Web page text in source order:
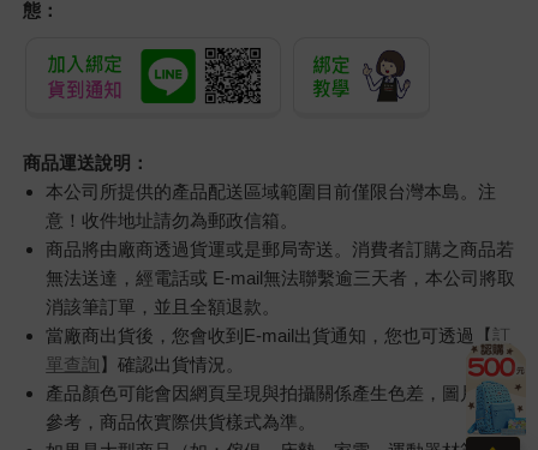
態：
商品運送說明：
本公司所提供的產品配送區域範圍目前僅限台灣本島。注
意！收件地址請勿為郵政信箱。
商品將由廠商透過貨運或是郵局寄送。消費者訂購之商品若
無法送達，經電話或 E-mail無法聯繫逾三天者，本公司將取
消該筆訂單，並且全額退款。
當廠商出貨後，您會收到E-mail出貨通知，您也可透過【訂
單查詢】確認出貨情況。
產品顏色可能會因網頁呈現與拍攝關係產生色差，圖片僅供
參考，商品依實際供貨樣式為準。